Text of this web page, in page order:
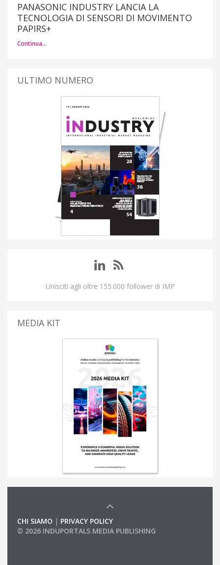
PANASONIC INDUSTRY LANCIA LA
TECNOLOGIA DI SENSORI DI MOVIMENTO
PAPIRS+
Continua…
ULTIMO NUMERO
Unisciti agli oltre 155.000 follower di IMP
MEDIA KIT
CHI SIAMO | PRIVACY POLICY
© 2026 INDUPORTALS MEDIA PUBLISHING